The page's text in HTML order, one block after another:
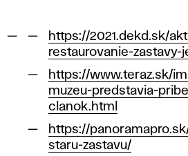
https://2021.dekd.sk/
restaurovanie-zastavy-
https://www.teraz.sk/
muzeu-predstavia-
clanok.html
https://
staru-zastavu/